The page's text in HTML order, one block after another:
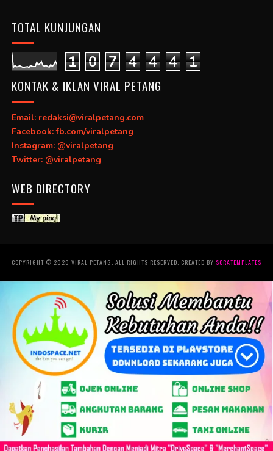
TOTAL KUNJUNGAN
1 0 7 4 4 4 1
KONTAK & IKLAN VIRAL PETANG
Email: redaksi@viralpetang.com
Facebook: fb.com/viralpetang
Instagram: @viralpetang
Twitter: @viralpetang
WEB DIRECTORY
COPYRIGHT © 2020 VIRAL PETANG. ALL RIGHTS RESERVED. CREATED BY SORATEMPLATES